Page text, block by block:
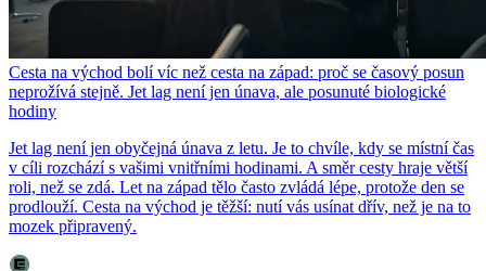
Cesta na východ bolí víc než cesta na západ: proč se časový posun
neprožívá stejně. Jet lag není jen únava, ale posunuté biologické
hodiny
Jet lag není jen obyčejná únava z letu. Je to chvíle, kdy se místní čas
v cíli rozchází s vašimi vnitřními hodinami. A směr cesty hraje větší
roli, než se zdá. Let na západ tělo často zvládá lépe, protože den se
prodlouží. Cesta na východ je těžší: nutí vás usínat dřív, než je na to
mozek připravený.